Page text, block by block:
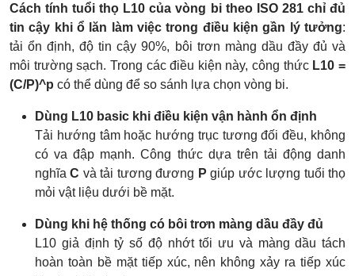
Cách tính tuổi thọ L10 của vòng bi theo ISO 281 chỉ đủ
tin cậy khi ổ lăn làm việc trong điều kiện gần lý tưởng:
tải ổn định, độ tin cậy 90%, bôi trơn màng dầu đầy đủ và
môi trường sạch. Trong các điều kiện này, công thức L10 =
(C/P)^p có thể dùng để so sánh lựa chọn vòng bi.
Dùng L10 basic khi điều kiện vận hành ổn định
Tải hướng tâm hoặc hướng trục tương đối đều, không
có va đập mạnh. Công thức dựa trên tải động danh
nghĩaC và tải tương đương P giúp ước lượng tuổi thọ
mỏi vật liệu dưới bề mặt.
Dùng khi hệ thống có bôi trơn màng dầu đầy đủ
L10 giả định tỷ số độ nhớt tối ưu và màng dầu tách
hoàn toàn bề mặt tiếp xúc, nên không xảy ra tiếp xúc